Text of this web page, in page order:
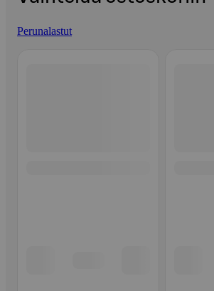
Perunalastut